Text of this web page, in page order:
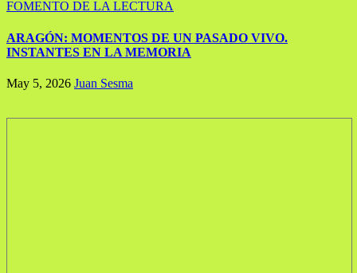
FOMENTO DE LA LECTURA
ARAGÓN: MOMENTOS DE UN PASADO VIVO.
INSTANTES EN LA MEMORIA
May 5, 2026 Juan Sesma